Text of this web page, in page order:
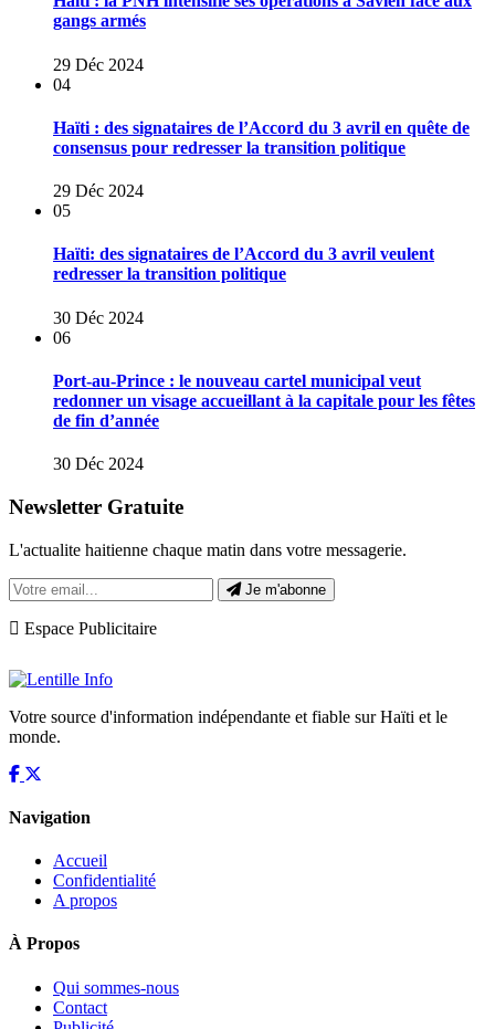
gangs armés
29 Déc 2024
04
Haïti : des signataires de l’Accord du 3 avril en quête de
consensus pour redresser la transition politique
29 Déc 2024
05
Haïti: des signataires de l’Accord du 3 avril veulent
redresser la transition politique
30 Déc 2024
06
Port-au-Prince : le nouveau cartel municipal veut
redonner un visage accueillant à la capitale pour les fêtes
de fin d’année
30 Déc 2024
Newsletter Gratuite
L'actualite haitienne chaque matin dans votre messagerie.
Je m'abonne
Espace Publicitaire
Votre source d'information indépendante et fiable sur Haïti et le
monde.
Navigation
Accueil
Confidentialité
A propos
À Propos
Qui sommes-nous
Contact